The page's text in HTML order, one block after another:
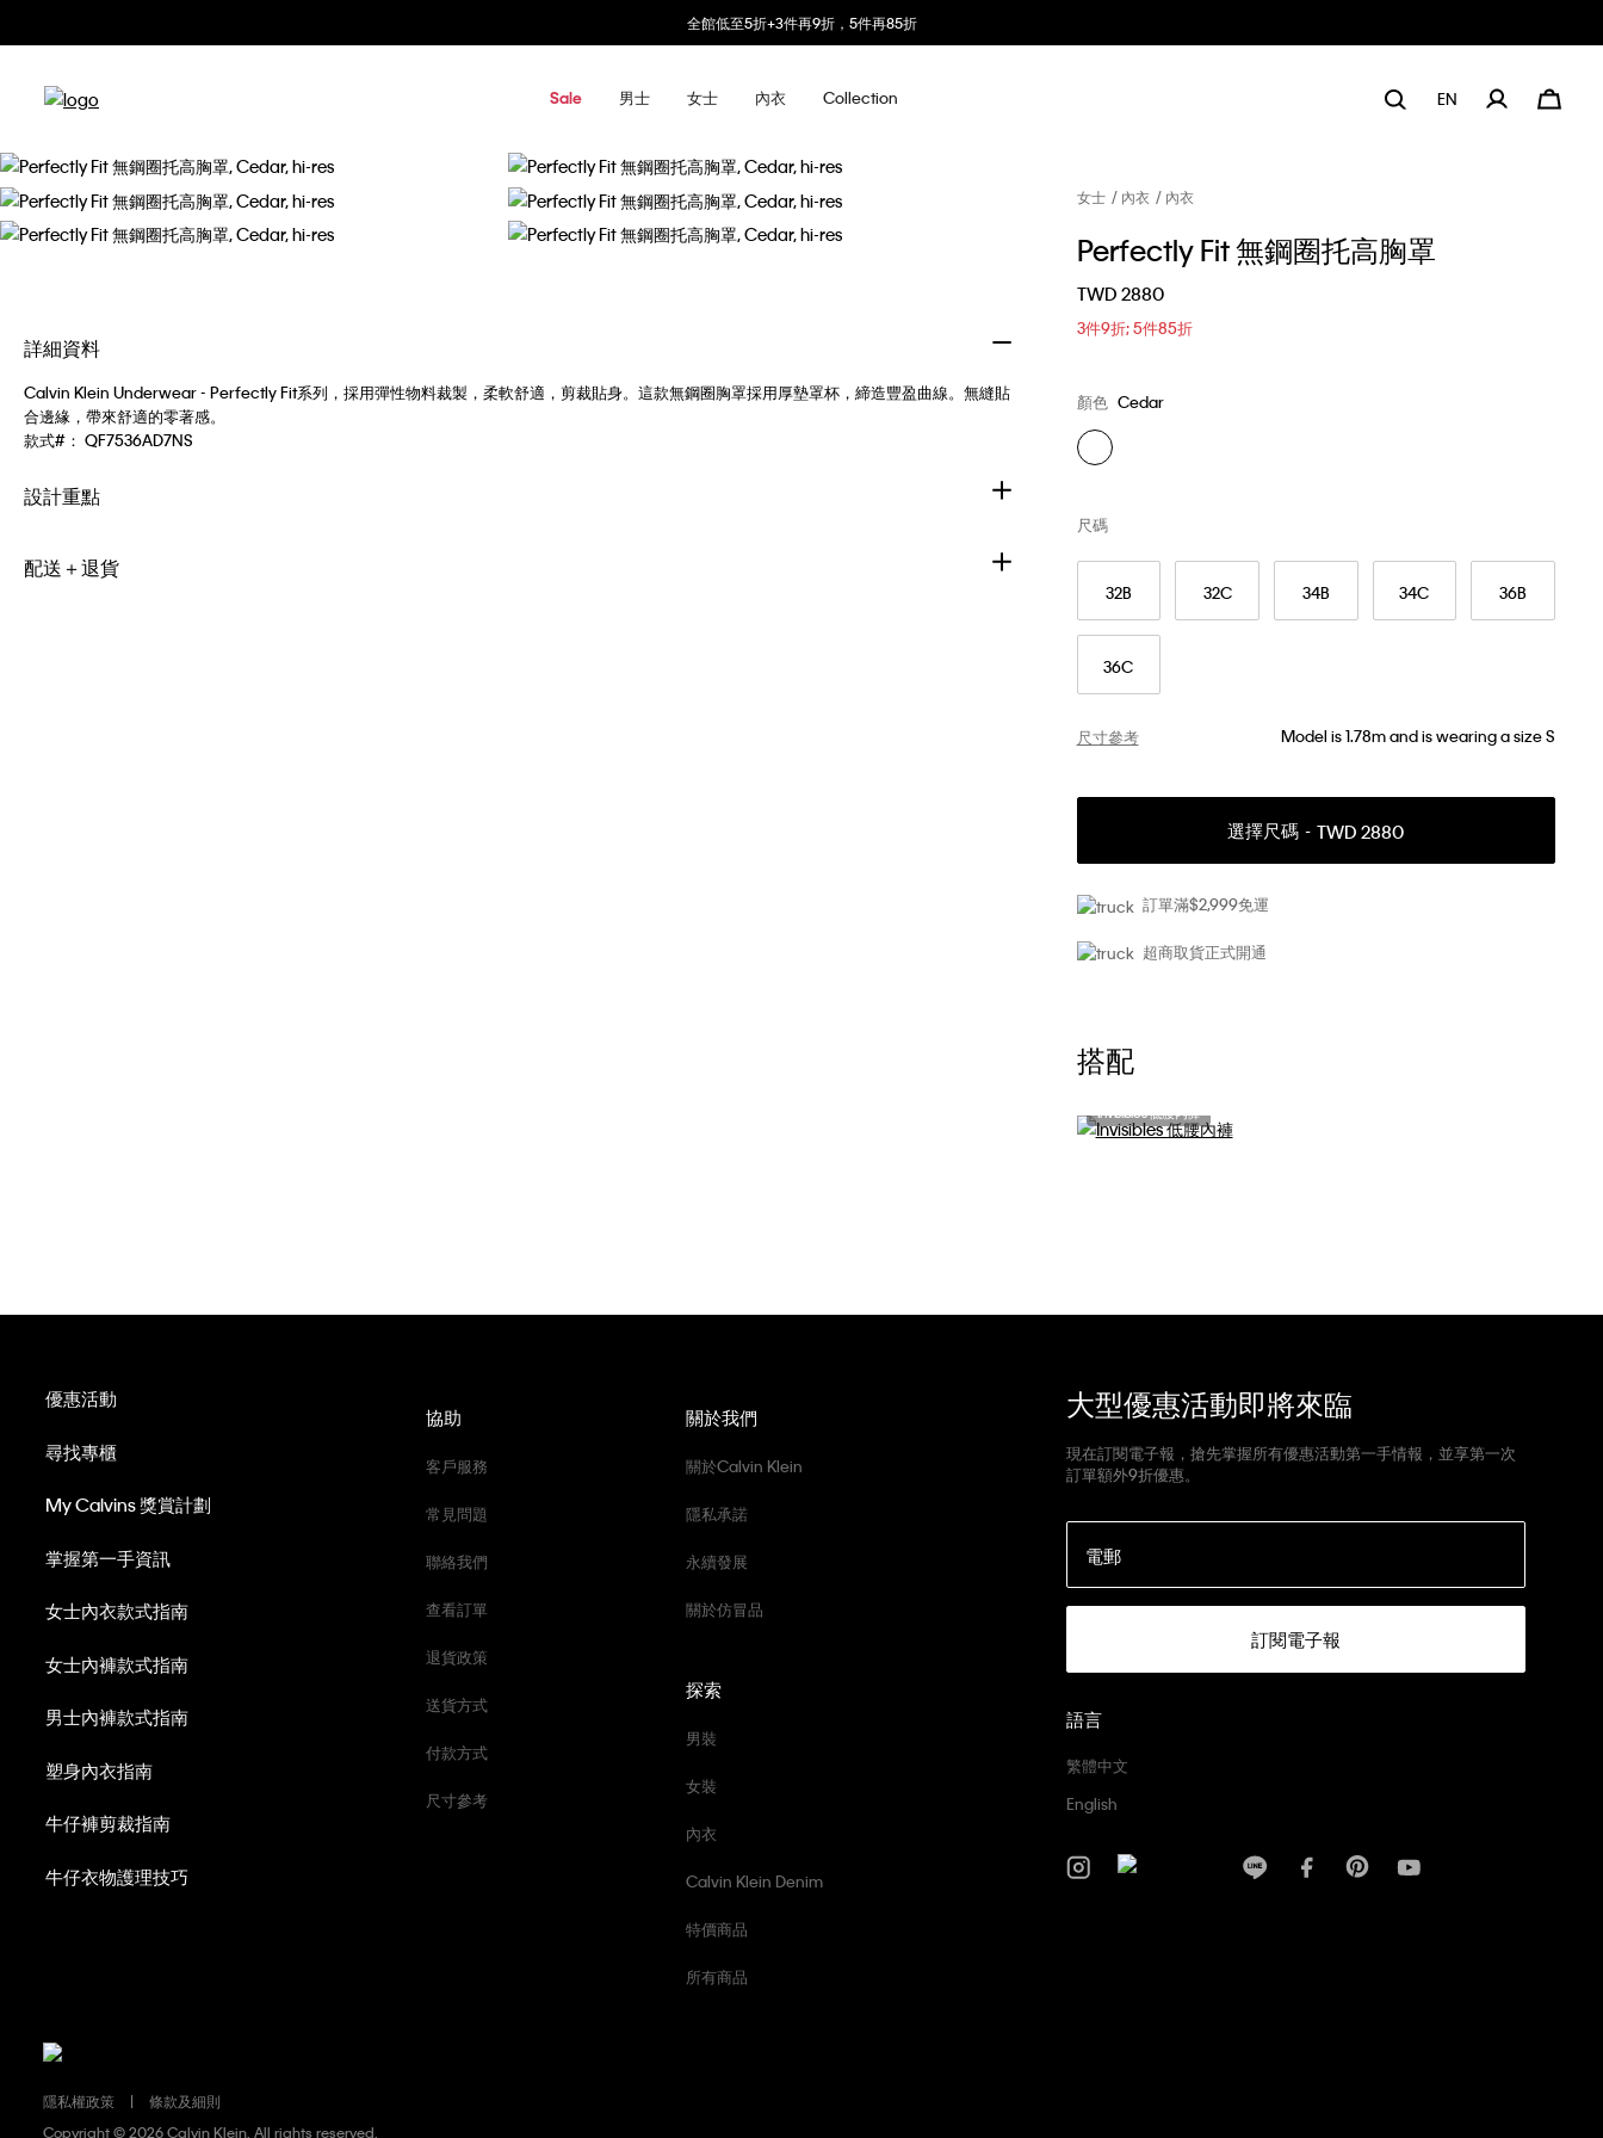
全館低至5折+3件再9折，5件再85折
Sale 男士 女士 內衣 Collection EN
詳細資料
Calvin Klein Underwear - Perfectly Fit系列，採用彈性物料裁製，柔軟舒適，剪裁貼身。這款無鋼圈胸罩採用厚墊罩杯，締造豐盈曲線。無縫貼
合邊緣，帶來舒適的零著感。
款式#： QF7536AD7NS
設計重點
配送＋退貨
女士 內衣 內衣
Perfectly Fit 無鋼圈托高胸罩
TWD 2880
3件9折; 5件85折
顏色 Cedar
32B 32C 34B 34C 36B
36C
尺碼
尺寸參考 Model is 1.78m and is wearing a size S
選擇尺碼 TWD 2880
訂單滿$2,999免運
超商取貨正式開通
搭配
Invisibles 低腰內褲
大型優惠活動即將來臨
現在訂閱電子報，搶先掌握所有優惠活動第一手情報，並享第一次
訂單額外9折優惠。
電郵
訂閱電子報
語言
繁體中文
English
協助
客戶服務
常見問題
聯絡我們
查看訂單
退貨政策
送貨方式
付款方式
尺寸參考
優惠活動
尋找專櫃
My Calvins 獎賞計劃
掌握第一手資訊
女士內衣款式指南
女士內褲款式指南
男士內褲款式指南
塑身內衣指南
牛仔褲剪裁指南
牛仔衣物護理技巧
探索
男裝
女裝
內衣
Calvin Klein Denim
特價商品
所有商品
關於我們
關於Calvin Klein
隱私承諾
永續發展
關於仿冒品
隱私權政策
條款及細則
Copyright ©2026 Calvin Klein. All rights reserved.